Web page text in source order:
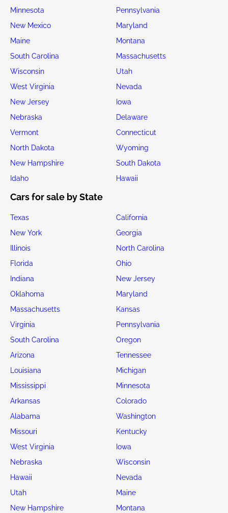
Minnesota
Pennsylvania
New Mexico
Maryland
Maine
Montana
South Carolina
Massachusetts
Wisconsin
Utah
West Virginia
Nevada
New Jersey
Iowa
Nebraska
Delaware
Vermont
Connecticut
North Dakota
Wyoming
New Hampshire
South Dakota
Idaho
Hawaii
Cars for sale by State
Texas
California
New York
Georgia
Illinois
North Carolina
Florida
Ohio
Indiana
New Jersey
Oklahoma
Maryland
Massachusetts
Kansas
Virginia
Pennsylvania
South Carolina
Oregon
Arizona
Tennessee
Louisiana
Michigan
Mississippi
Minnesota
Arkansas
Colorado
Alabama
Washington
Missouri
Kentucky
West Virginia
Iowa
Nebraska
Wisconsin
Hawaii
Nevada
Utah
Maine
New Hampshire
Montana